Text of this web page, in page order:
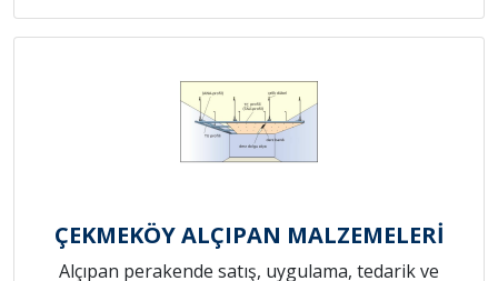
ÇEKMEKÖY ALÇIPAN MALZEMELERİ
Alçıpan perakende satış, uygulama, tedarik ve